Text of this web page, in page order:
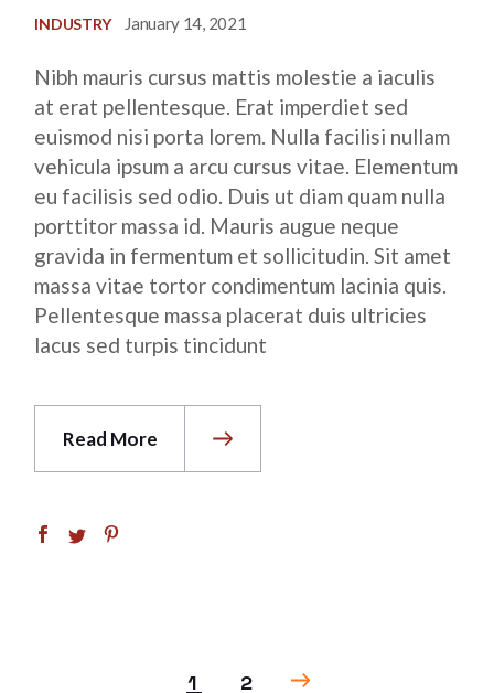
INDUSTRY January 14, 2021
Nibh mauris cursus mattis molestie a iaculis
at erat pellentesque. Erat imperdiet sed
euismod nisi porta lorem. Nulla facilisi nullam
vehicula ipsum a arcu cursus vitae. Elementum
eu facilisis sed odio. Duis ut diam quam nulla
porttitor massa id. Mauris augue neque
gravida in fermentum et sollicitudin. Sit amet
massa vitae tortor condimentum lacinia quis.
Pellentesque massa placerat duis ultricies
lacus sed turpis tincidunt
Read More
1 2